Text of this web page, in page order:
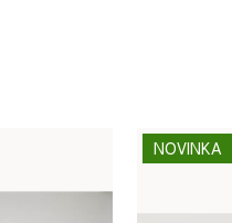
NOVINKA